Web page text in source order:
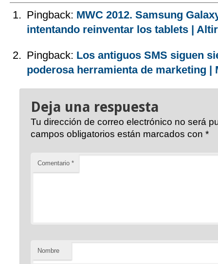
Pingback: MWC 2012. Samsung
intentando reinventar los tablets |
Pingback: Los antiguos SMS siguen
poderosa herramienta de marketing |
Deja una respuesta
Tu dirección de correo electrónico no será
campos obligatorios están marcados con*
Comentario*
Nombre